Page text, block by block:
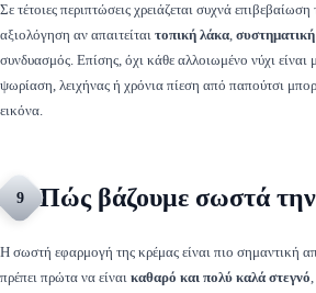
Σε τέτοιες περιπτώσεις χρειάζεται συχνά
αξιολόγηση αν απαιτείται τοπική λάκα,
συνδυασμός. Επίσης, όχι κάθε αλλοιωμένο νύχι είναι
ψωρίαση, λειχήνας ή χρόνια πίεση από παπούτσι
εικόνα.
9 Πώς βάζουμε σωστά
Η σωστή εφαρμογή της κρέμας είναι πιο σημαντική
πρέπει πρώτα να είναι καθαρό και πολύ καλά στεγνό